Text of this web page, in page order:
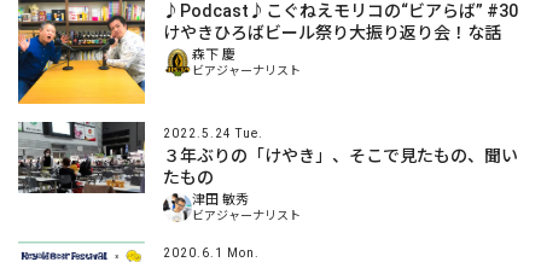
♪Podcast♪こぐねえモリコの“ビアらば” #30
けやきひろばビール祭り大振り返り会！な話
森下 慶
ビアジャーナリスト
2022.5.24 Tue.
３年ぶりの「けやき」、そこで見たもの、聞い
たもの
津田 敏秀
ビアジャーナリスト
2020.6.1 Mon.